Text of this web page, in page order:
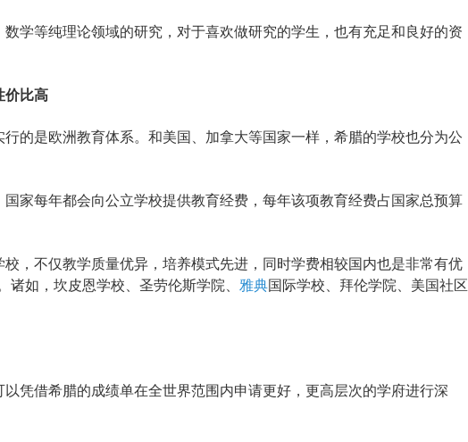
等纯理论领域的研究，对于喜欢做研究的学生，也有充足和良好的资
比高
是欧洲教育体系。和美国、加拿大等国家一样，希腊的学校也分为公
每年都会向公立学校提供教育经费，每年该项教育经费占国家总预算
不仅教学质量优异，培养模式先进，同时学费相较国内也是非常有优
如，坎皮恩学校、圣劳伦斯学院、 雅典国际学校、拜伦学院、美国社区
借希腊的成绩单在全世界范围内申请更好，更高层次的学府进行深